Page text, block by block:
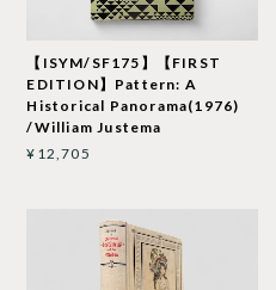
【ISYM/SF175】【FIRST
EDITION】Pattern: A
Historical Panorama(1976)
/William Justema
¥12,705